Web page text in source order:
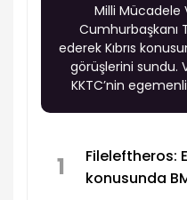
Milli Mücadele
Cumhurbaşkanı
ederek Kıbrıs
görüşlerini sundu.
KKTC’nin
sürmesi halinde
adımların
1
Fileleftheros:
konusunda